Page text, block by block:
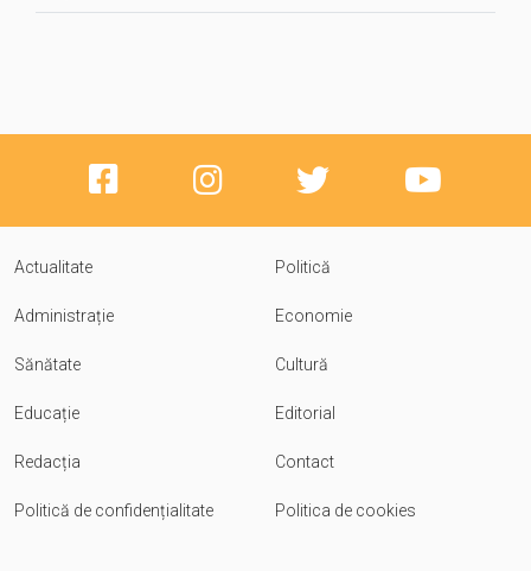
Actualitate Politică
Administrație Economie
Sănătate Cultură
Educație Editorial
Redacția Contact
Politică de confidențialitate Politica de cookies